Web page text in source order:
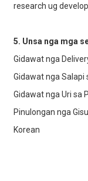
research ug
5. Unsa nga mga
Gidawat nga
Gidawat nga Salapi
Gidawat nga Uri sa
Pinulongan nga
Korean